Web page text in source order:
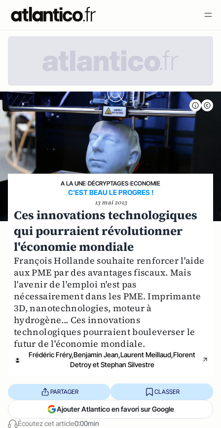
A LA UNE›DÉCRYPTAGES›ECONOMIE
C'EST BEAU LE PROGRES !
13 mai 2013
Ces innovations technologiques
qui pourraient révolutionner
l'économie mondiale
François Hollande souhaite renforcer l'aide
aux PME par des avantages fiscaux. Mais
l'avenir de l'emploi n'est pas
nécessairement dans les PME. Imprimante
3D, nanotechnologies, moteur à
hydrogène... Ces innovations
technologiques pourraient bouleverser le
futur de l'économie mondiale.
Frédéric Fréry,Benjamin Jean,Laurent Meillaud,Florent
Detroy et Stephan Silvestre
Écoutez cet article0:00min
PARTAGER CLASSER
Ajouter Atlantico en favori sur Google